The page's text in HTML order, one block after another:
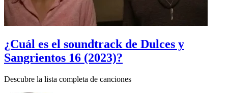
¿Cuál es el soundtrack de Dulces y
Sangrientos 16 (2023)?
Descubre la lista completa de canciones